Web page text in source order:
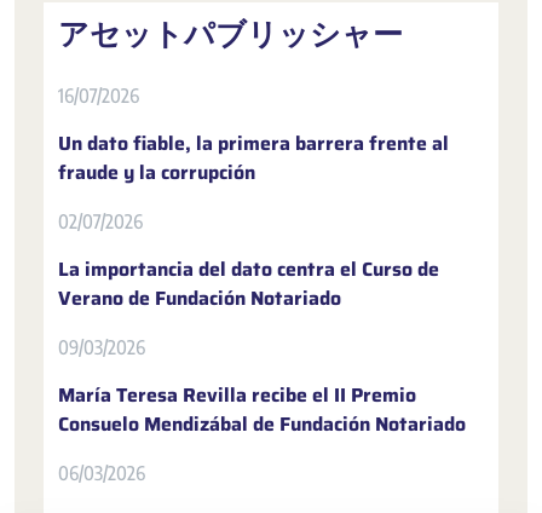
アセットパブリッシャー
16/07/2026
Un dato fiable, la primera barrera frente al
fraude y la corrupción
02/07/2026
La importancia del dato centra el Curso de
Verano de Fundación Notariado
09/03/2026
María Teresa Revilla recibe el II Premio
Consuelo Mendizábal de Fundación Notariado
06/03/2026